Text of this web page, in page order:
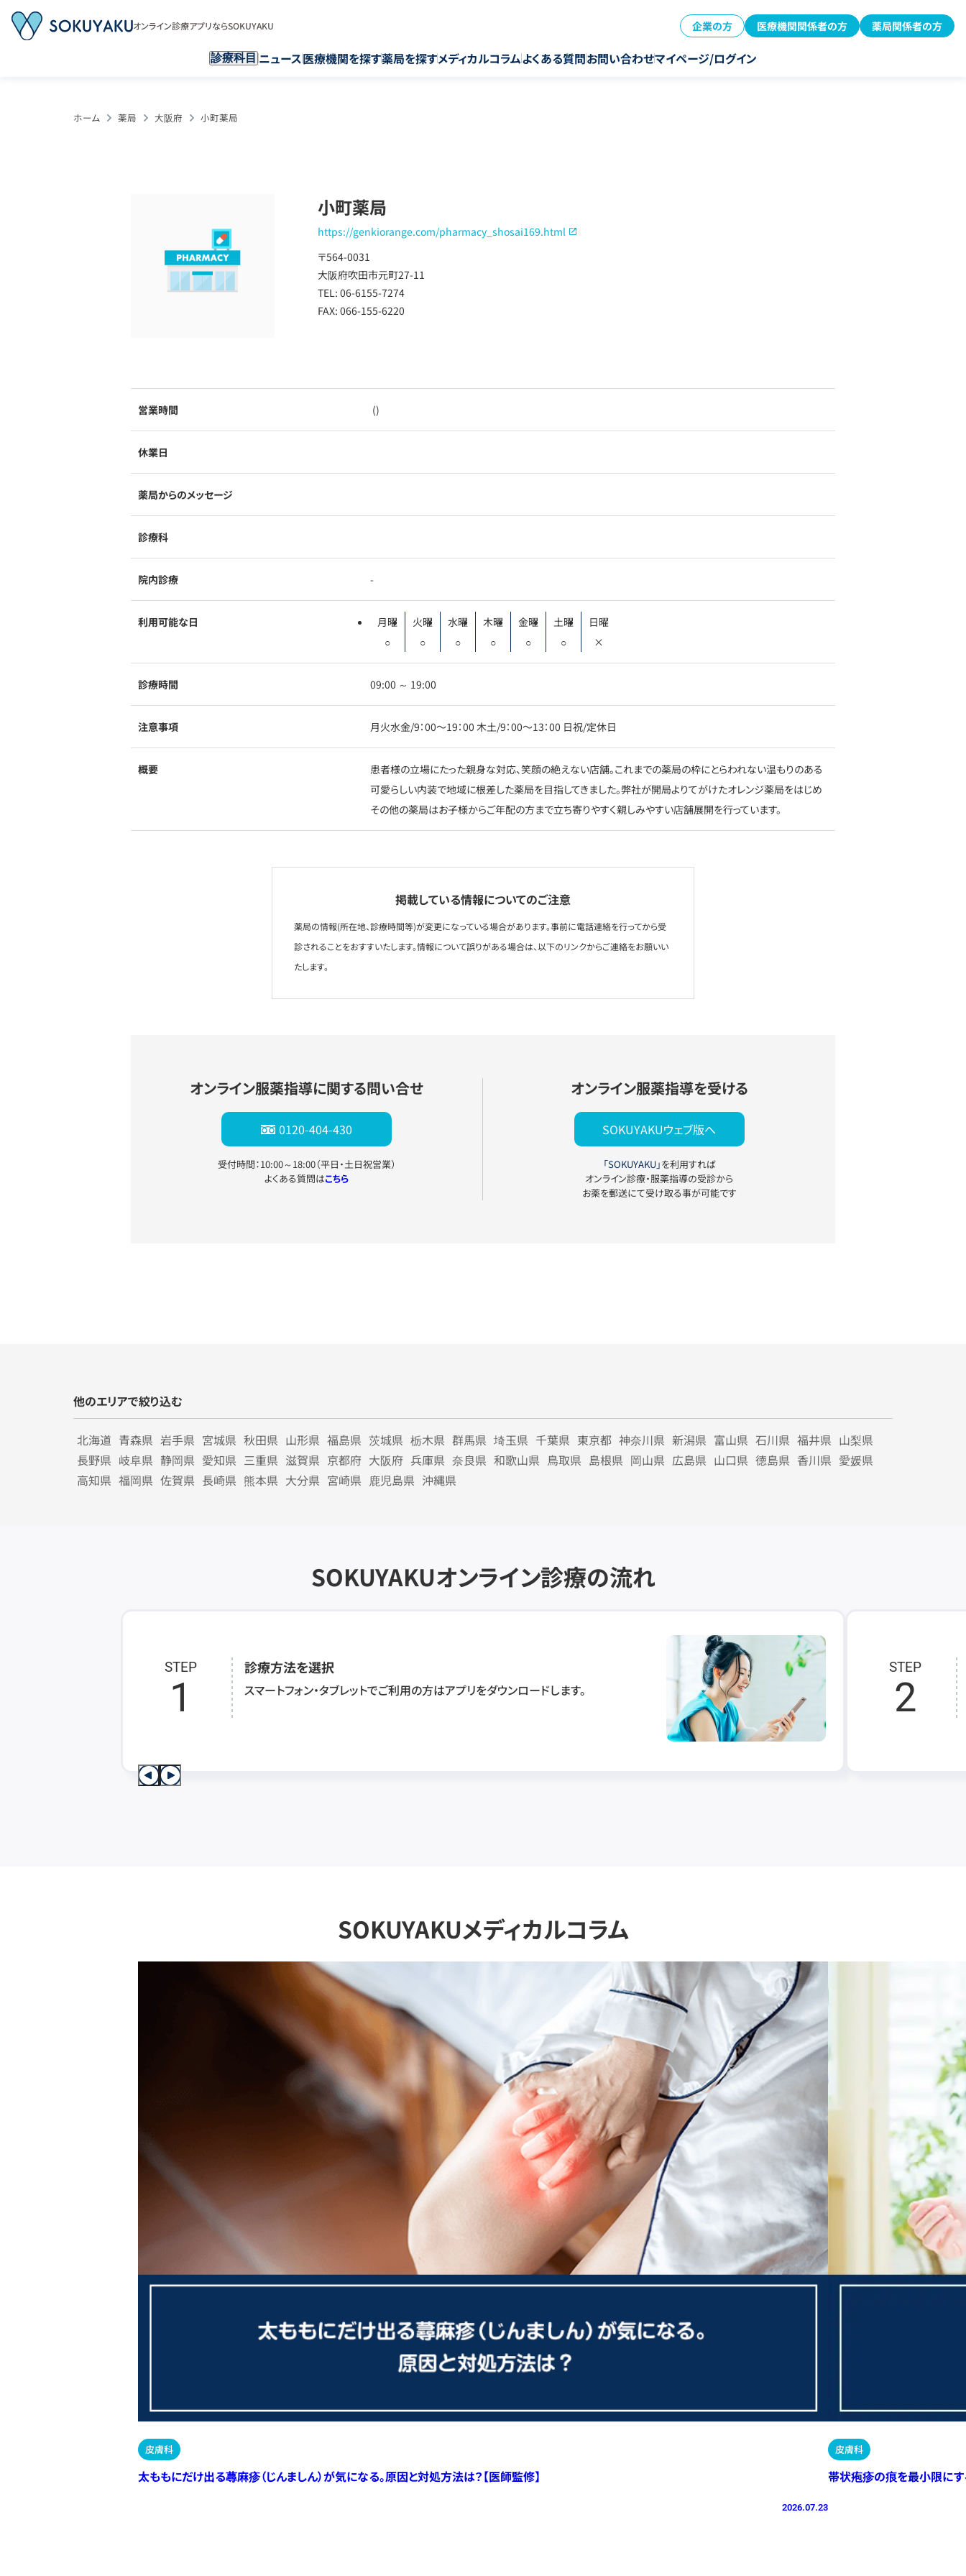
オンライン診療アプリならSOKUYAKU 企業の方 医療機関関係者の方 薬局関係者の方
診療科目 ニュース医療機関を探す薬局を探すメディカルコラムよくある質問お問い合わせマイページ/ログイン
ホーム 薬局 大阪府 小町薬局
小町薬局
https://genkiorange.com/pharmacy_shosai169.html
〒564-0031
大阪府吹田市元町27-11
TEL: 06-6155-7274
FAX: 066-155-6220
営業時間 ()
休業日
薬局からのメッセージ
診療科
院内診療 -
利用可能な日
月曜
○
火曜
○
水曜
○
木曜
○
金曜
○
土曜
○
日曜
×
診療時間 09:00 ～ 19:00
注意事項 月火水金/9：00〜19：00 木土/9：00〜13：00 日祝/定休日
概要
患者様の立場にたった親身な対応、笑顔の絶えない店舗。これまでの薬局の枠にとらわれない温もりのある
可愛らしい内装で地域に根差した薬局を目指してきました。弊社が開局よりてがけたオレンジ薬局をはじめ
その他の薬局はお子様からご年配の方まで立ち寄りやすく親しみやすい店舗展開を行っています。
掲載している情報についてのご注意
薬局の情報(所在地、診療時間等)が変更になっている場合があります。事前に電話連絡を行ってから受
診されることをおすすいたします。情報について誤りがある場合は、以下のリンクからご連絡をお願いい
たします。
オンライン服薬指導に関する問い合せ
0120-404-430
受付時間：10:00～18:00（平日・土日祝営業）
よくある質問はこちら
オンライン服薬指導を受ける
SOKUYAKUウェブ版へ
「SOKUYAKU」を利用すれば
オンライン診療・服薬指導の受診から
お薬を郵送にて受け取る事が可能です
他のエリアで絞り込む
北海道 青森県 岩手県 宮城県 秋田県 山形県 福島県 茨城県 栃木県 群馬県 埼玉県 千葉県 東京都 神奈川県 新潟県 富山県 石川県 福井県 山梨県
長野県 岐阜県 静岡県 愛知県 三重県 滋賀県 京都府 大阪府 兵庫県 奈良県 和歌山県 鳥取県 島根県 岡山県 広島県 山口県 徳島県 香川県 愛媛県
高知県 福岡県 佐賀県 長崎県 熊本県 大分県 宮崎県 鹿児島県 沖縄県
SOKUYAKUオンライン診療の流れ
STEP
1
診療方法を選択
スマートフォン・タブレットでご利用の方はアプリをダウンロードします。
STEP
2
SOKUYAKUメディカルコラム
皮膚科
太ももにだけ出る蕁麻疹（じんましん）が気になる。原因と対処方法は？【医師監修】
2026.07.23
皮膚科
帯状疱疹の痕を最小限にす